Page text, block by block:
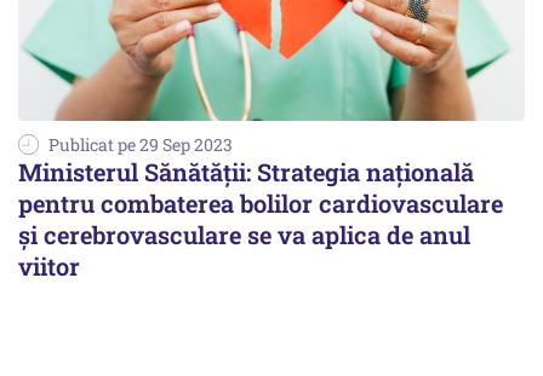
Publicat pe 29 Sep 2023
Ministerul Sănătăţii: Strategia naţională
pentru combaterea bolilor cardiovasculare
şi cerebrovasculare se va aplica de anul
viitor